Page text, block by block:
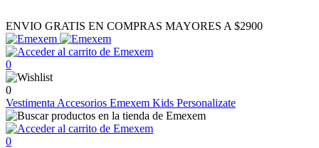
ENVIO GRATIS EN COMPRAS MAYORES A $2900
0
0
Vestimenta Accesorios Emexem Kids Personalizate
0